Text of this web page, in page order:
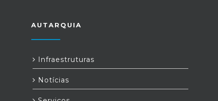
AUTARQUIA
Infraestruturas
Notícias